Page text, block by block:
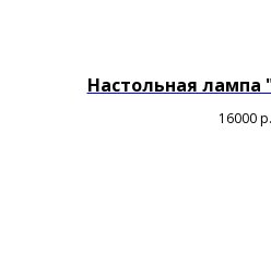
Настольная лампа
16000 р.